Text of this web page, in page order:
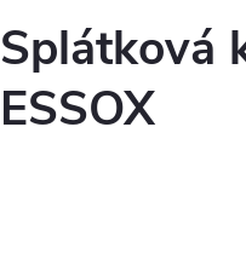
Splátková
ESSOX